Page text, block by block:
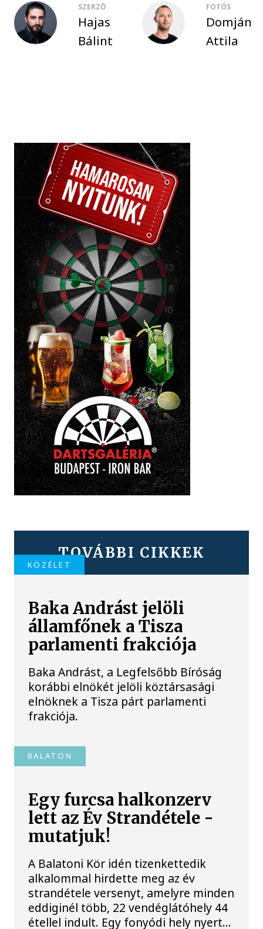
SZERZŐ
Hajas
Bálint
FOTÓS
Domján
Attila
TOVÁBBI CIKKEK
KÖZÉLET
Baka Andrást jelöli
államfőnek a Tisza
parlamenti frakciója
Baka Andrást, a Legfelsőbb Bíróság
korábbi elnökét jelöli köztársasági
elnöknek a Tisza párt parlamenti
frakciója.
BALATON
Egy furcsa halkonzerv
lett az Év Strandétele -
mutatjuk!
A Balatoni Kör idén tizenkettedik
alkalommal hirdette meg az év
strandétele versenyt, amelyre minden
eddiginél több, 22 vendéglátóhely 44
étellel indult. Egy fonyódi hely nyert...